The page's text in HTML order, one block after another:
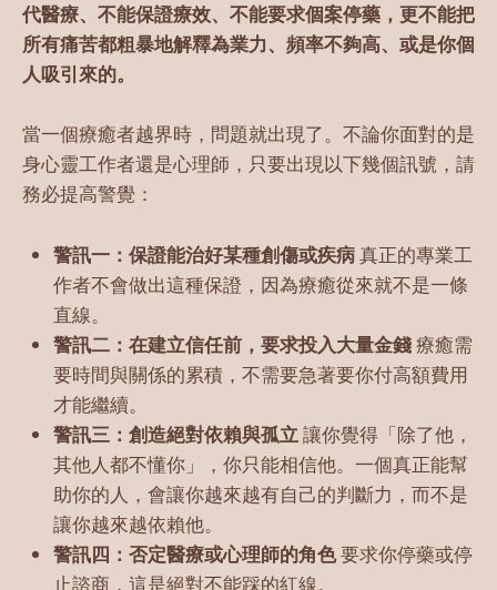
代醫療、不能保證療效、不能要求個案停藥，更不能把
所有痛苦都粗暴地解釋為業力、頻率不夠高、或是你個
人吸引來的。
當一個療癒者越界時，問題就出現了。不論你面對的是
身心靈工作者還是心理師，只要出現以下幾個訊號，請
務必提高警覺：
警訊一：保證能治好某種創傷或疾病真正的專業工
作者不會做出這種保證，因為療癒從來就不是一條
直線。
警訊二：在建立信任前，要求投入大量金錢療癒需
要時間與關係的累積，不需要急著要你付高額費用
才能繼續。
警訊三：創造絕對依賴與孤立 讓你覺得「除了他，
其他人都不懂你」，你只能相信他。一個真正能幫
助你的人，會讓你越來越有自己的判斷力，而不是
讓你越來越依賴他。
警訊四：否定醫療或心理師的角色要求你停藥或停
止諮商，這是絕對不能踩的紅線。